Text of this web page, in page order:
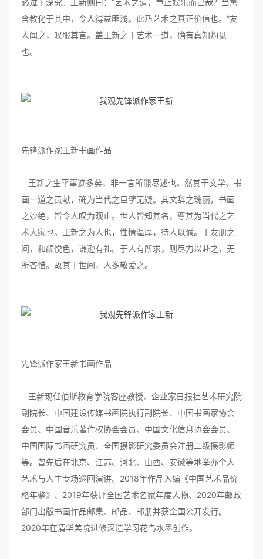
必过于深究。王新则曰：“艺术之道，岂止娱乐而已哉？当寓
含教化于其中，令人得益匪浅。此乃艺术之真正价值也。”友
人闻之，叹服其言。盖王新之于艺术一道，确有真知灼见
也。
先锋派作家王新书画作品
王新之生平事迹多矣，非一言所能尽述也。然其于文学、书
画一道之贡献，确为当代之巨擘无疑。其文辞之瑰丽，书画
之妙绝，皆令人叹为观止。世人皆知其名，尊其为当代之艺
术大家也。王新之为人也，性情温厚，待人以诚。于友朋之
间，和颜悦色，谦逊有礼。于人有所求，则尽力以赴之，无
所吝惜。故其于世间，人多敬爱之。
先锋派作家王新书画作品
王新现任伯斯教育学院客座教授、企业家日报社艺术研究院
副院长、中国建设传媒书画院执行副院长、中国书画家协会
会员、中国音乐著作权协会会员、中国文化信息协会会员、
中国国际书画研究员、全国摄影研究委员会注册二级摄影师
等。曾先后在北京、江苏、河北、山西、安徽等地举办个人
艺术与人生专场巡回演讲。2018年作品入编《中国艺术品价
格年鉴》、2019年获评全国艺术名家年度人物、2020年邮政
部门出版书画作品邮集、邮品、邮册并获全国公开发行。
2020年在清华美院进修深造学习花鸟水墨创作。